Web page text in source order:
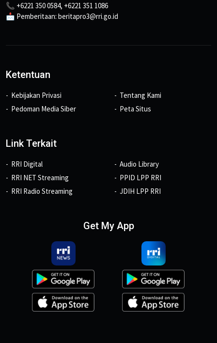
📞 +6221 350 0584, +6221 351 1086
📩 Pemberitaan: beritapro3@rri.go.id
Ketentuan
Kebijakan Privasi
Pedoman Media Siber
Tentang Kami
Peta Situs
Link Terkait
RRI Digital
RRI NET Streaming
RRI Radio Streaming
Audio Library
PPID LPP RRI
JDIH LPP RRI
Get My App